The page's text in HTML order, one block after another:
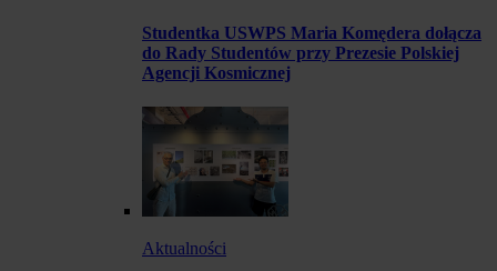
Studentka USWPS Maria Komędera dołącza
do Rady Studentów przy Prezesie Polskiej
Agencji Kosmicznej
Aktualności